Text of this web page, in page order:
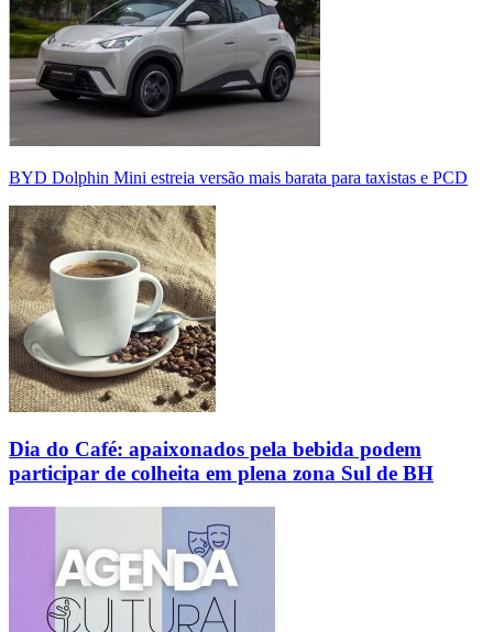
BYD Dolphin Mini estreia versão mais barata para taxistas e PCD
Dia do Café: apaixonados pela bebida podem
participar de colheita em plena zona Sul de BH